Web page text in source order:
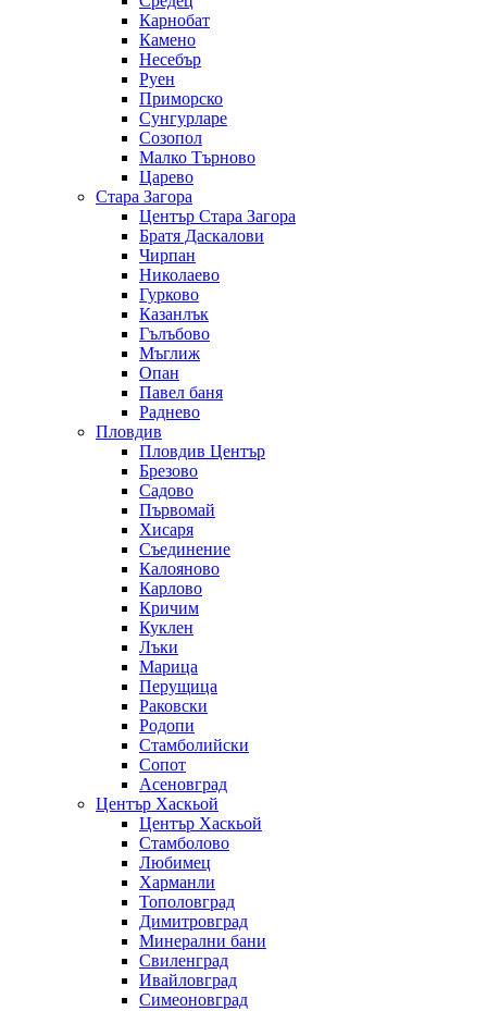
Карнобат
Камено
Несебър
Руен
Приморско
Сунгурларе
Созопол
Малко Търново
Царево
Стара Загора
Център Стара Загора
Братя Даскалови
Чирпан
Николаево
Гурково
Казанлък
Гълъбово
Мъглиж
Опан
Павел баня
Раднево
Пловдив
Пловдив Център
Брезово
Садово
Първомай
Хисаря
Съединение
Калояново
Карлово
Кричим
Куклен
Лъки
Марица
Перущица
Раковски
Родопи
Стамболийски
Сопот
Асеновград
Център Хаскьой
Център Хаскьой
Стамболово
Любимец
Харманли
Тополовград
Димитровград
Минерални бани
Свиленград
Ивайловград
Симеоновград